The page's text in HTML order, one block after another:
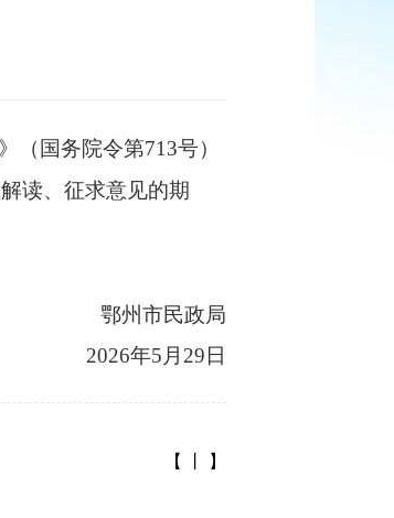
国务院令第713号）
读、征求意见的期
鄂州市民政局
2026年5月29日
【 丨 】